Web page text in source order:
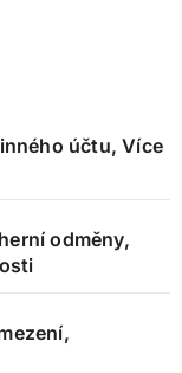
účtu, Více
odměny,